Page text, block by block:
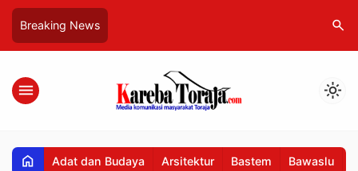
Breaking News search
menu light_mode
home Adat dan Budaya Arsitektur Bastem Bawaslu